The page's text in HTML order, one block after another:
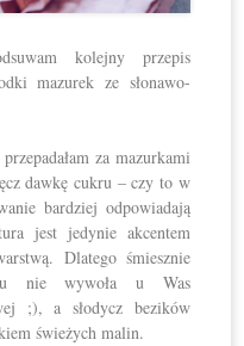
kolejny przepis
mazurek ze słonawo-
za mazurkami
dawkę cukru – czy to w
bardziej odpowiadają
jest jedynie akcentem
Dlatego śmiesznie
nie wywoła u Was
;), a słodycz bezików
świeżych malin.